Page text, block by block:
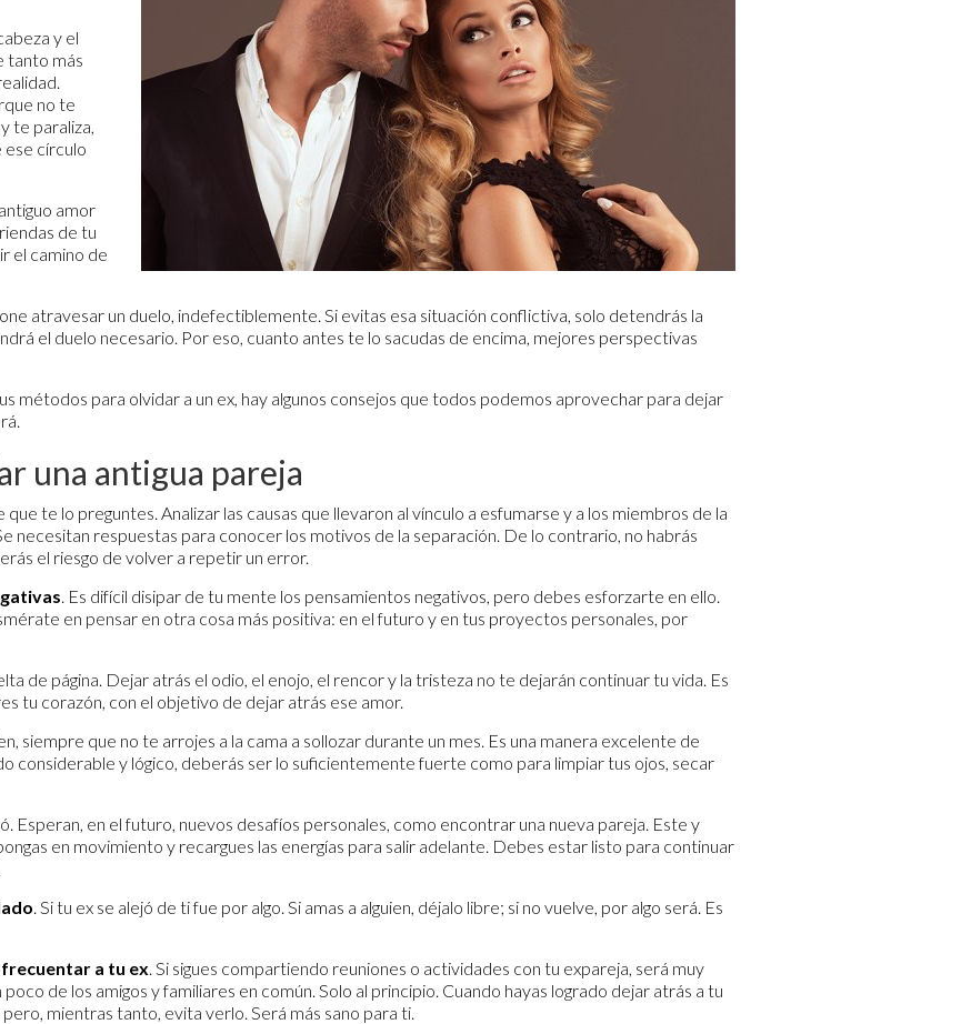
y el
tanto más
no te
te paraliza,
ese círculo
amor
de tu
el camino de
atravesar un duelo, indefectiblemente. Si evitas esa situación conflictiva, solo detendrás la
el duelo necesario. Por eso, cuanto antes te lo sacudas de encima, mejores perspectivas
métodos para olvidar a un ex, hay algunos consejos que todos podemos aprovechar para dejar
una antigua pareja
te lo preguntes. Analizar las causas que llevaron al vínculo a esfumarse y a los miembros de la
necesitan respuestas para conocer los motivos de la separación. De lo contrario, no habrás
el riesgo de volver a repetir un error.
. Es difícil disipar de tu mente los pensamientos negativos, pero debes esforzarte en ello.
en pensar en otra cosa más positiva: en el futuro y en tus proyectos personales, por
de página. Dejar atrás el odio, el enojo, el rencor y la tristeza no te dejarán continuar tu vida. Es
tu corazón, con el objetivo de dejar atrás ese amor.
siempre que no te arrojes a la cama a sollozar durante un mes. Es una manera excelente de
considerable y lógico, deberás ser lo suficientemente fuerte como para limpiar tus ojos, secar
Esperan, en el futuro, nuevos desafíos personales, como encontrar una nueva pareja. Este y
en movimiento y recargues las energías para salir adelante. Debes estar listo para continuar
. Si tu ex se alejó de ti fue por algo. Si amas a alguien, déjalo libre; si no vuelve, por algo será. Es
a tu ex. Si sigues compartiendo reuniones o actividades con tu expareja, será muy
de los amigos y familiares en común. Solo al principio. Cuando hayas logrado dejar atrás a tu
mientras tanto, evita verlo. Será más sano para ti.